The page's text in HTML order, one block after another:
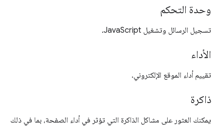
وحدة التحكم
تسجيل الرسائل وتشغيل JavaScript.
الأداء
تقييم أداء الموقع الإلكتروني.
ذاكرة
يمكنك العثور على مشاكل الذاكرة التي تؤثر في أداء الصفحة، بما في ذلك